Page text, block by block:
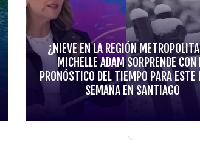
¿NIEVE EN LA REGIÓN
MICHELLE ADAM SORPRENDE CON
PRONÓSTICO DEL TIEMPO PARA ESTE
SEMANA EN SANTIAGO